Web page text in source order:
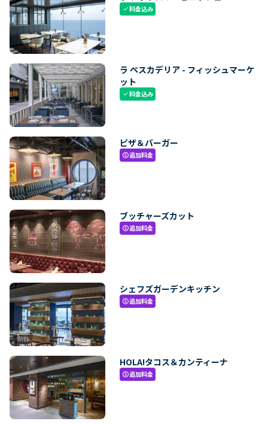
check料金込み
ラ ペスカデリア - フィッシュマーケ
ット
check料金込み
ピザ＆バーガー
paid追加料金
ブッチャーズカット
paid追加料金
シェフズガーデンキッチン
paid追加料金
HOLA!タコス＆カンティーナ
paid追加料金